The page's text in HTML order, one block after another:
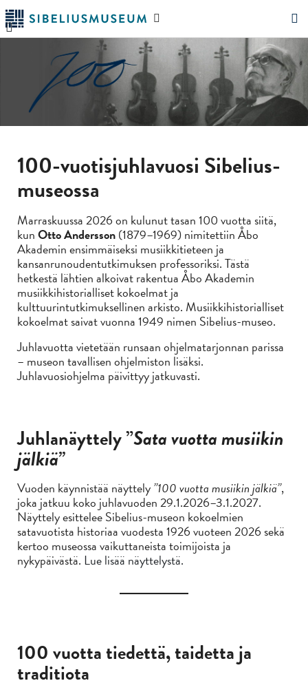
Siirry
pääsisältöön
Hae
100-vuotisjuhlavuosi Sibelius-
museossa
Marraskuussa 2026 on kulunut tasan 100 vuotta siitä,
kunOtto Andersson(1879–1969) nimitettiin Åbo
Akademin ensimmäiseksi musiikkitieteen ja
kansanrunoudentutkimuksen professoriksi. Tästä
hetkestä lähtien alkoivat rakentua Åbo Akademin
musiikkihistorialliset kokoelmat ja
kulttuurintutkimuksellinen arkisto. Musiikkihistorialliset
kokoelmat saivat vuonna 1949 nimen Sibelius-museo.
Juhlavuotta vietetään runsaan ohjelmatarjonnan parissa
– museon tavallisen ohjelmiston lisäksi.
Juhlavuosiohjelma päivittyy jatkuvasti.
Juhlanäyttely ”Sata vuotta musiikin
jälkiä”
Vuoden käynnistää näyttely”100 vuotta musiikin jälkiä”,
joka jatkuu koko juhlavuoden 29.1.2026–3.1.2027.
Näyttely esittelee Sibelius-museon kokoelmien
satavuotista historiaa vuodesta 1926 vuoteen 2026 sekä
kertoo museossa vaikuttaneista toimijoista ja
nykypäivästä. Lue lisää näyttelystä.
100 vuotta tiedettä, taidetta ja
traditiota